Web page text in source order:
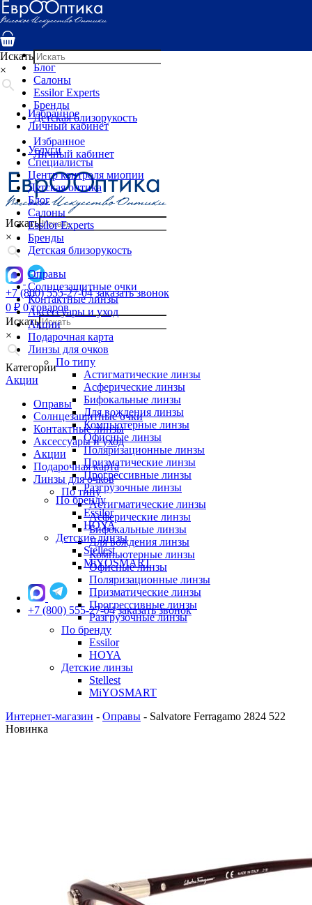
Услуги
Специалисты
Детская оптика
Блог
Салоны
Essilor Experts
Бренды
Детская близорукость
Избранное
Личный кабинет
Искать
×
+7 (800) 555-27-04 заказать звонок
0 ₽ 0 товаров
Искать
×
Категории
Акции
Оправы
Солнцезащитные очки
Контактные линзы
Аксессуары и уход
Акции
Подарочная карта
Линзы для очков
По типу
Астигматические линзы
Асферические линзы
Бифокальные линзы
Для вождения линзы
Компьютерные линзы
Офисные линзы
Поляризационные линзы
Призматические линзы
Прогрессивные линзы
Разгрузочные линзы
По бренду
Essilor
HOYA
Детские линзы
Stellest
MiYOSMART
Искать
×
Избранное
Личный кабинет
Услуги
Специалисты
Центр контроля миопии
Детская оптика
Блог
Салоны
Essilor Experts
Бренды
Детская близорукость
Оправы
Солнцезащитные очки
Контактные линзы
Аксессуары и уход
Акции
Подарочная карта
Линзы для очков
По типу
Астигматические линзы
Асферические линзы
Бифокальные линзы
Для вождения линзы
Компьютерные линзы
Офисные линзы
Поляризационные линзы
Призматические линзы
Прогрессивные линзы
Разгрузочные линзы
По бренду
Essilor
HOYA
Детские линзы
Stellest
MiYOSMART
+7 (800) 555-27-04 заказать звонок
Интернет-магазин - Оправы - Salvatore Ferragamo 2824 522
Новинка